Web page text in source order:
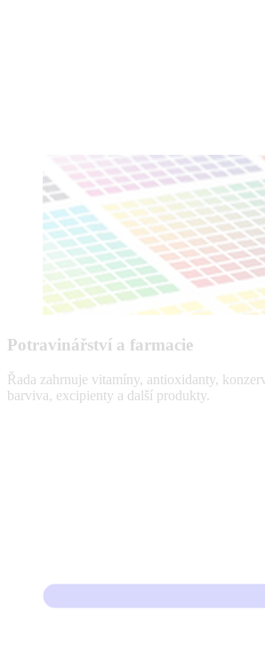
Potravinářství a farmacie
Řada zahrnuje vitamíny, antioxidanty,
barviva, excipienty a další produkty.